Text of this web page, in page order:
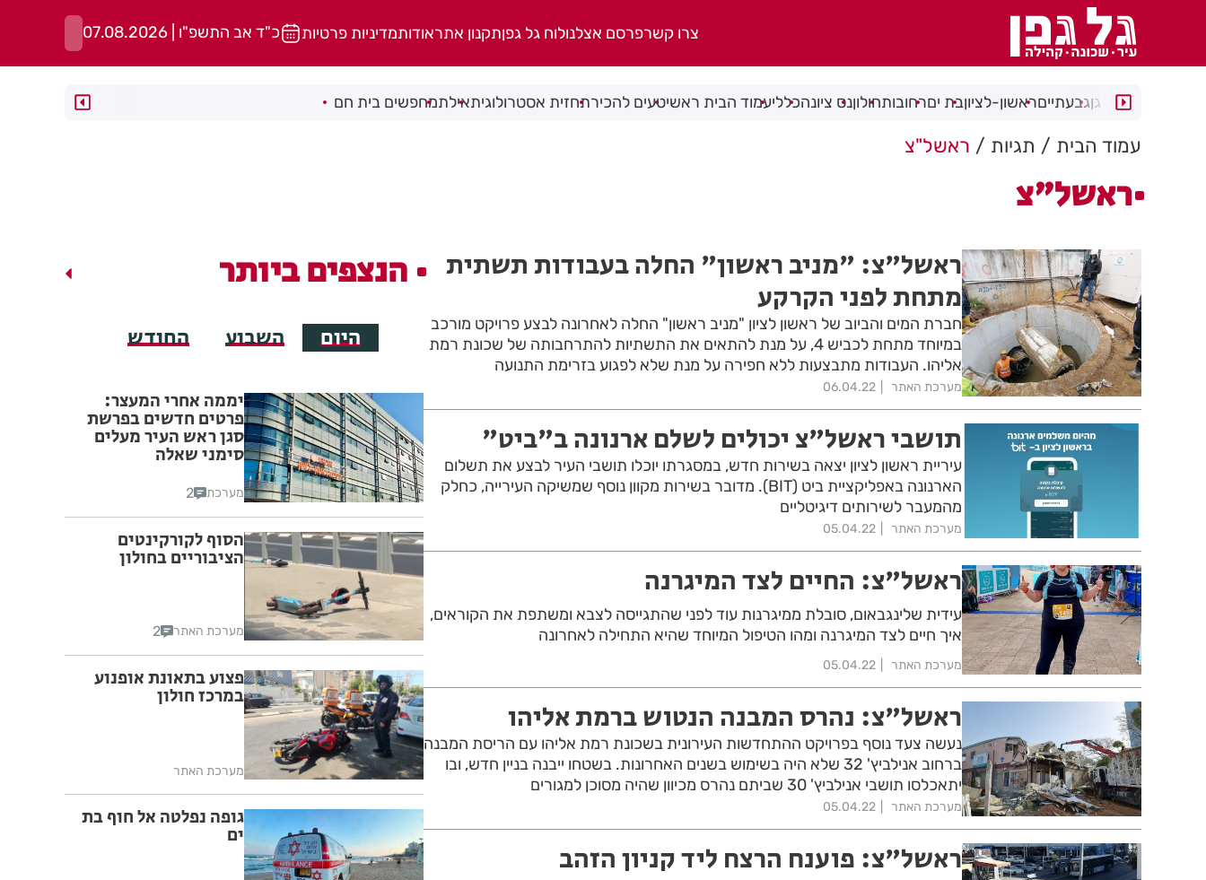
צרו קשרפרסם אצלנולוח גל גפןתקנון אתראודותמדיניות פרטיות כ"ד אב התשפ"ו | 07.08.2026
רמת גןגבעתייםראשון-לציוןבת יםרחובותחולוןנס ציונהכלליעמוד הבית ראשיטעים להכירתחזית אסטרולוגיתאילתמחפשים בית חם
עמוד הבית תגיות ראשל"צ
ראשל"צ
ראשל"צ: "מניב ראשון" החלה בעבודות תשתית
מתחת לפני הקרקע
חברת המים והביוב של ראשון לציון "מניב ראשון" החלה לאחרונה לבצע פרויקט מורכב
במיוחד מתחת לכביש 4, על מנת להתאים את התשתיות להתרחבותה של שכונת רמת
אליהו. העבודות מתבצעות ללא חפירה על מנת שלא לפגוע בזרימת התנועה
מערכת האתר 06.04.22
תושבי ראשל"צ יכולים לשלם ארנונה ב"ביט"
עיריית ראשון לציון יצאה בשירות חדש, במסגרתו יוכלו תושבי העיר לבצע את תשלום
הארנונה באפליקציית ביט (BIT). מדובר בשירות מקוון נוסף שמשיקה העירייה, כחלק
מהמעבר לשירותים דיגיטליים
מערכת האתר 05.04.22
ראשל"צ: החיים לצד המיגרנה
עידית שלינגבאום, סובלת ממיגרנות עוד לפני שהתגייסה לצבא ומשתפת את הקוראים,
איך חיים לצד המיגרנה ומהו הטיפול המיוחד שהיא התחילה לאחרונה
מערכת האתר 05.04.22
ראשל"צ: נהרס המבנה הנטוש ברמת אליהו
נעשה צעד נוסף בפרויקט ההתחדשות העירונית בשכונת רמת אליהו עם הריסת המבנה
ברחוב אנילביץ' 32 שלא היה בשימוש בשנים האחרונות. בשטחו ייבנה בניין חדש, ובו
יתאכלסו תושבי אנילביץ' 30 שביתם נהרס מכיוון שהיה מסוכן למגורים
מערכת האתר 05.04.22
ראשל"צ: פוענח הרצח ליד קניון הזהב
הנצפים ביותר
היום השבוע החודש
יממה אחרי המעצר:
פרטים חדשים בפרשת
סגן ראש העיר מעלים
סימני שאלה
מערכת 2
הסוף לקורקינטים
הציבוריים בחולון
מערכת האתר 2
פצוע בתאונת אופנוע
במרכז חולון
מערכת האתר
גופה נפלטה אל חוף בת
ים